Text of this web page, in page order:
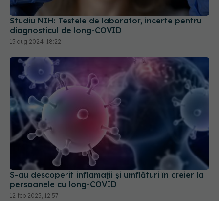
15 aug 2024, 18:22
S-au descoperit inflamaţii și umflături în creier la
persoanele cu long-COVID
12 feb 2025, 12:57